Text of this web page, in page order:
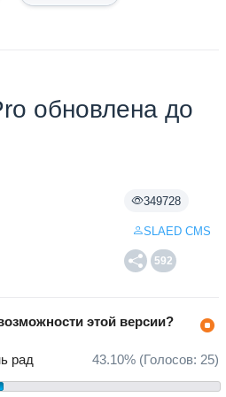
обновлена до
349728
SLAED CMS
592
этой версии?
рад 43.10% (Голосов: 25)